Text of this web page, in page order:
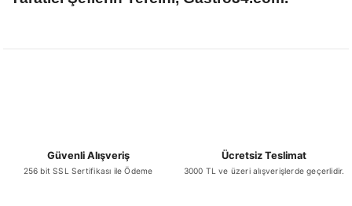
Güvenli Alışveriş
256 bit SSL Sertifikası ile Ödeme
Ücretsiz Teslimat
3000 TL ve üzeri alışverişlerde geçerlidir.